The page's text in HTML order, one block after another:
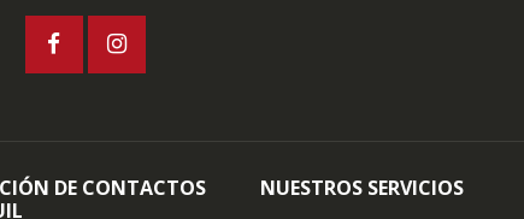
DE CONTACTOS
NUESTROS SERVICIOS